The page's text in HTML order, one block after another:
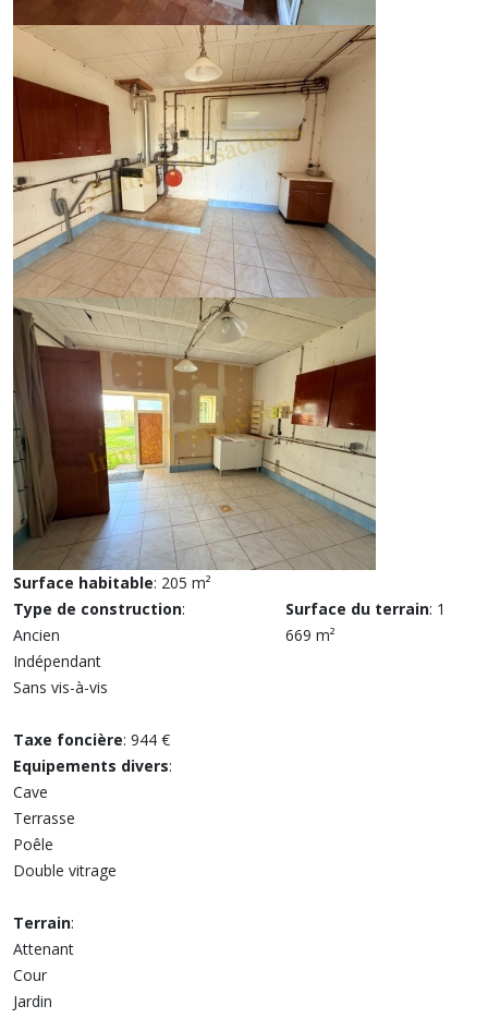
Surface habitable: 205 m²
Type de construction:
Ancien
Indépendant
Sans vis-à-vis
Taxe foncière: 944 €
Equipements divers:
Cave
Terrasse
Poêle
Double vitrage
Surface du terrain: 1
669 m²
Terrain:
Attenant
Cour
Jardin